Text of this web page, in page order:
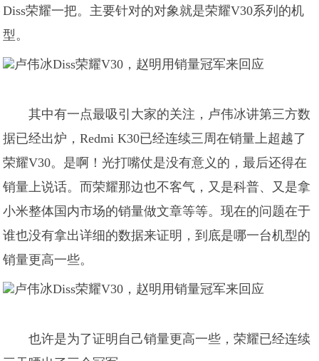
Diss荣耀一把。主要针对的对象就是荣耀V30系列的机
型。
其中有一点最吸引大家的关注，卢伟冰讲第三方数
据已经出炉，Redmi K30已经连续三周在销量上超越了
荣耀V30。是啊！光打嘴仗是没有意义的，最后还得在
销量上说话。而荣耀那边也不客气，又是科普、又是拿
小米整体国内市场的销量做文章等等。现在的问题在于
谁也没有拿出详细的数据来证明，到底是哪一台机型的
销量更高一些。
也许是为了证明自己销量更高一些，荣耀已经连续